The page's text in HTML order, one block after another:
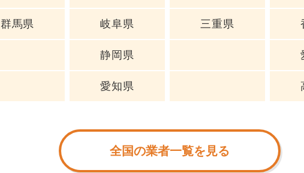
群馬県 岐阜県
静岡県
愛知県
三重県
全国の業者一覧を見る